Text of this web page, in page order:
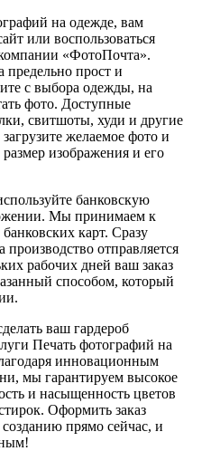
на одежде, вам
или воспользоваться
«ФотоПочта».
предельно прост и
с выбора одежды, на
фото. Доступные
свитшоты, худи и другие
желаемое фото и
изображения и его
банковскую
Мы принимаем к
карт. Сразу
производство отправляется
рабочих дней ваш заказ
способом, который
ваш гардероб
Печать фотографий на
инновационным
мы гарантируем высокое
и насыщенность цветов
Оформить заказ
прямо сейчас, и